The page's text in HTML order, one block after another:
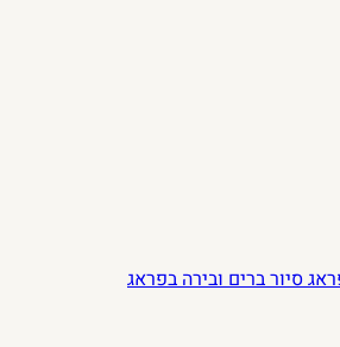
סיור ברים ובירה בפראג